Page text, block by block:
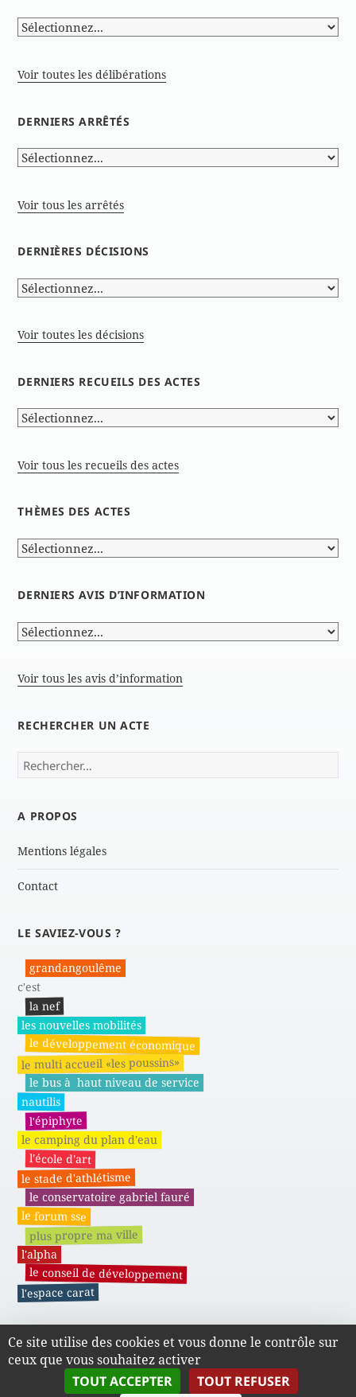
Voir toutes les délibérations
DERNIERS ARRÊTÉS
Voir tous les arrêtés
DERNIÈRES DÉCISIONS
Voir toutes les décisions
DERNIERS RECUEILS DES ACTES
Voir tous les recueils des actes
THÈMES DES ACTES
DERNIERS AVIS D’INFORMATION
Voir tous les avis d’information
RECHERCHER UN ACTE
Rechercher :
A PROPOS
Mentions légales
Contact
LE SAVIEZ-VOUS ?
grandangoulême
c'est
la nef
les nouvelles mobilités
le développement économique
le multi accueil «les poussins»
le bus à haut niveau de service
nautilis
l'épiphyte
le camping du plan d'eau
l'école d'art
le stade d'athlétisme
le conservatoire gabriel fauré
le forum sse
plus propre ma ville
l'alpha
le conseil de développement
l'espace carat
Actes administratifs du SMAPE
Ce site utilise des cookies et vous donne le contrôle sur
ceux que vous souhaitez activer
TOUT ACCEPTER
TOUT REFUSER